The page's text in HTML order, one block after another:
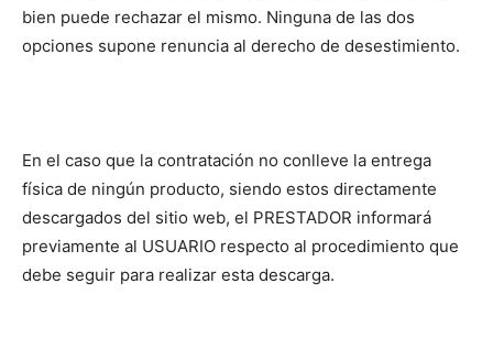
bien puede rechazar el mismo. Ninguna de las dos
opciones supone renuncia al derecho de desestimiento.
En el caso que la contratación no conlleve la entrega
física de ningún producto, siendo estos directamente
descargados del sitio web, el PRESTADOR informará
previamente al USUARIO respecto al procedimiento que
debe seguir para realizar esta descarga.